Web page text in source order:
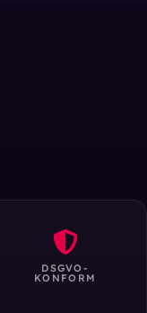
DSGVO-
KONFORM